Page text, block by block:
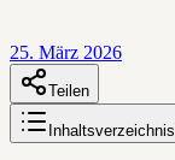
25. März 2026
Teilen
Inhaltsverzeichnis